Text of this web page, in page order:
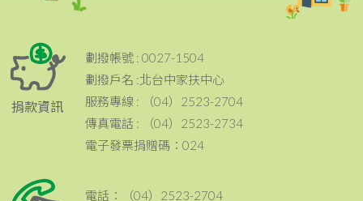
捐款資訊
劃撥帳號 : 0027-1504
劃撥戶名 :北台中家扶中心
服務專線 : （04）2523-2704
傳真電話 : （04）2523-2734
電子發票捐贈碼：024
電話：（04）2523-2704